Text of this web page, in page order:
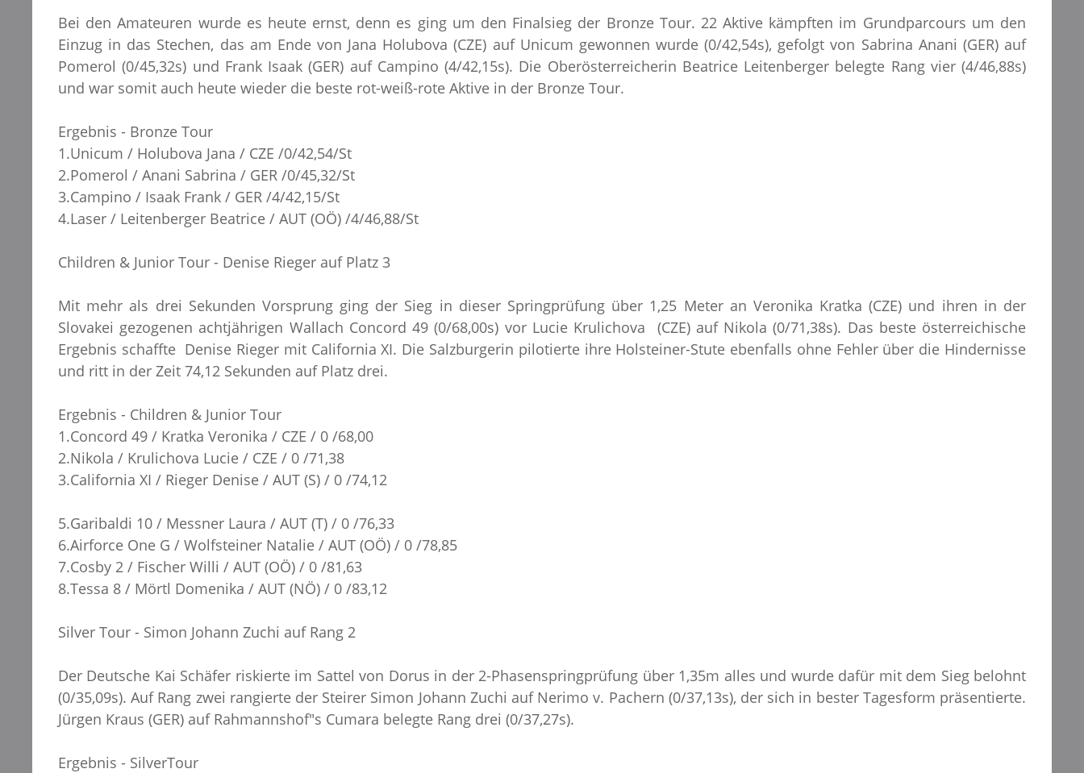
Bei den Amateuren wurde es heute ernst, denn es ging um den Finalsieg der Bronze Tour. 22 Aktive kämpften im Grundparcours um den
Einzug in das Stechen, das am Ende von Jana Holubova (CZE) auf Unicum gewonnen wurde (0/42,54s), gefolgt von Sabrina Anani (GER) auf
Pomerol (0/45,32s) und Frank Isaak (GER) auf Campino (4/42,15s). Die Oberösterreicherin Beatrice Leitenberger belegte Rang vier (4/46,88s)
und war somit auch heute wieder die beste rot-weiß-rote Aktive in der Bronze Tour.
Ergebnis - Bronze Tour
1.Unicum / Holubova Jana / CZE /0/42,54/St
2.Pomerol / Anani Sabrina / GER /0/45,32/St
3.Campino / Isaak Frank / GER /4/42,15/St
4.Laser / Leitenberger Beatrice / AUT (OÖ) /4/46,88/St
Children & Junior Tour - Denise Rieger auf Platz 3
Mit mehr als drei Sekunden Vorsprung ging der Sieg in dieser Springprüfung über 1,25 Meter an Veronika Kratka (CZE) und ihren in der
Slovakei gezogenen achtjährigen Wallach Concord 49 (0/68,00s) vor Lucie Krulichova (CZE) auf Nikola (0/71,38s). Das beste österreichische
Ergebnis schaffte Denise Rieger mit California XI. Die Salzburgerin pilotierte ihre Holsteiner-Stute ebenfalls ohne Fehler über die Hindernisse
und ritt in der Zeit 74,12 Sekunden auf Platz drei.
Ergebnis - Children & Junior Tour
1.Concord 49 / Kratka Veronika / CZE / 0 /68,00
2.Nikola / Krulichova Lucie / CZE / 0 /71,38
3.California XI / Rieger Denise / AUT (S) / 0 /74,12
5.Garibaldi 10 / Messner Laura / AUT (T) / 0 /76,33
6.Airforce One G / Wolfsteiner Natalie / AUT (OÖ) / 0 /78,85
7.Cosby 2 / Fischer Willi / AUT (OÖ) / 0 /81,63
8.Tessa 8 / Mörtl Domenika / AUT (NÖ) / 0 /83,12
Silver Tour - Simon Johann Zuchi auf Rang 2
Der Deutsche Kai Schäfer riskierte im Sattel von Dorus in der 2-Phasenspringprüfung über 1,35m alles und wurde dafür mit dem Sieg belohnt
(0/35,09s). Auf Rang zwei rangierte der Steirer Simon Johann Zuchi auf Nerimo v. Pachern (0/37,13s), der sich in bester Tagesform präsentierte.
Jürgen Kraus (GER) auf Rahmannshof"s Cumara belegte Rang drei (0/37,27s).
Ergebnis - SilverTour